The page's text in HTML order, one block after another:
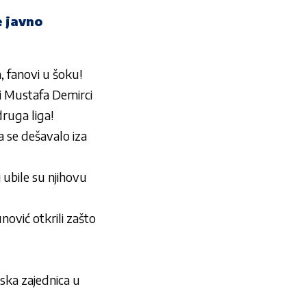
javno
fanovi u šoku!
Demirci
liga!
se dešavalo iza
su njihovu
otkrili zašto
zajednica u